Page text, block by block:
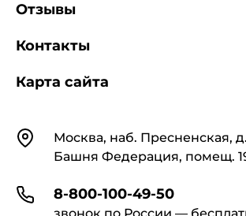
КонтактыМосква, наб. Пресненская, д.
Башня Федерация, помещ.
8-800-100-49-50
Отзывы
Контакты
Карта сайта